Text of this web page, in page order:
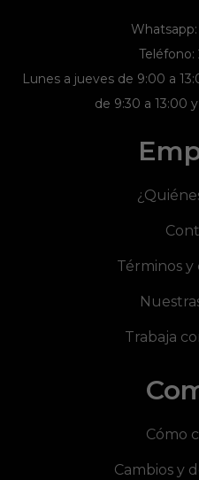
Whatsapp:
Teléfono:
Lunes a jueves de 9:00 a
de 9:30 a 13:00
Términos y
Trabaja
Cómo
Cambios y